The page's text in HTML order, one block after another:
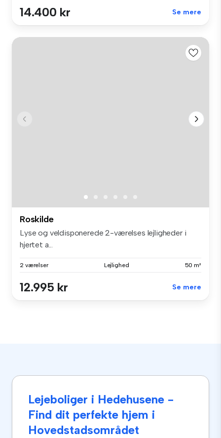
14.400 kr Se mere
Roskilde
Lyse og veldisponerede 2-værelses lejligheder i
hjertet a...
2 værelser Lejlighed 50 m²
12.995 kr Se mere
Lejeboliger i Hedehusene -
Find dit perfekte hjem i
Hovedstadsområdet